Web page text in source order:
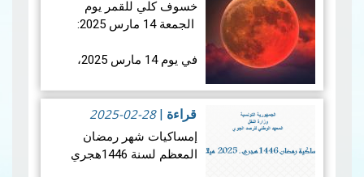
خسوف كلي للقمر يوم
الجمعة 14 مارس 2025:
في يوم 14 مارس 2025،
للقمر، حيث سيدخل القمر
بالكامل في ظل الأرض. وما
يميز هذا الحدث الفلكي هو
تزامنه مع منتصف شه…
قراءة |
2025-02-28
إمساكيات شهر رمضان
المعظم لسنة 1446هجري